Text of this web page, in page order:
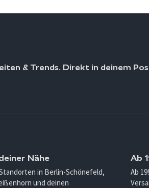
& Trends. Direkt in deinem
Nähe
in Berlin-Schönefeld,
und deinen
Ab
Ab